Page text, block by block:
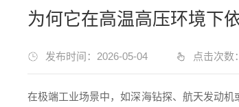
为何它在高温高压环境下
发布时间：2026-05-04 点击次数：
在极端工业场景中，如深海钻探、航天发动